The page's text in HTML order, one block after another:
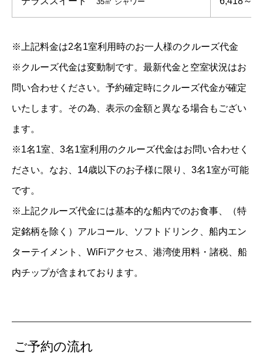
※上記料金は2名1室利用時のお一人様のクルーズ代金
※クルーズ代金は変動制です。最新代金と空室状況はお
問い合わせください。予約確定時にクルーズ代金が確定
いたします。その為、表示の金額と異なる場合もござい
ます。
※1名1室、3名1室利用のクルーズ代金はお問い合わせく
ださい。なお、14歳以下のお子様に限り、3名1室が可能
です。
※上記クルーズ代金には基本的な船内でのお食事、（特
定銘柄を除く）アルコール、ソフトドリンク、船内エン
ターテイメント、WiFiアクセス、港湾使用料・諸税、船
内チップが含まれております。
ご予約の流れ